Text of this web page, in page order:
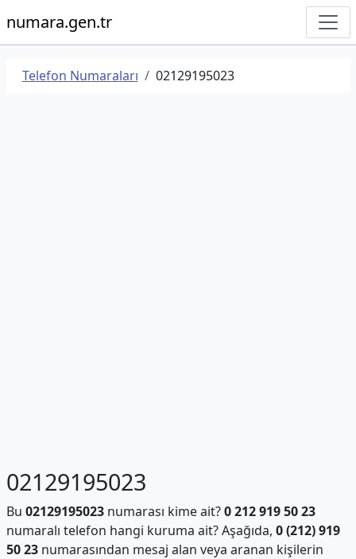
numara.gen.tr
Telefon Numaraları 02129195023
02129195023
Bu 02129195023numarası kime ait?0 212 919 50 23
numaralı telefon hangi kuruma ait? Aşağıda, 0 (212) 919
50 23numarasından mesaj alan veya aranan kişilerin